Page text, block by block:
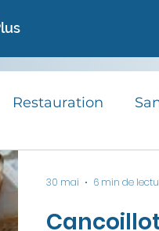
Restauration
30 mai 6 min de